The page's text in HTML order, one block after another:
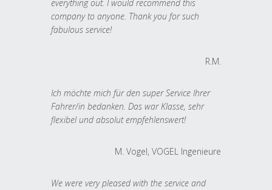
everything out. I would recommend this
company to anyone. Thank you for such
fabulous service!
R.M.
Ich möchte mich für den super Service Ihrer
Fahrer/in bedanken. Das war Klasse, sehr
flexibel und absolut empfehlenswert!
M. Vogel, VOGEL Ingenieure
We were very pleased with the service and